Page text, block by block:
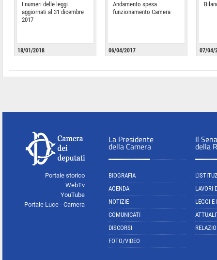
I numeri delle leggi
aggiornati al 31 dicembre
2017
18/01/2018
Andamento spesa
funzionamento Camera
06/04/2017 07/04/
Portale storico
WebTv
YouTube
Portale Luce - Camera
La Presidente
della Camera
BIOGRAFIA
AGENDA
NOTIZIE
COMUNICATI
DISCORSI
FOTO/VIDEO
Il
della
LAVORI
LEGGI E